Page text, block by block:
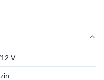
V